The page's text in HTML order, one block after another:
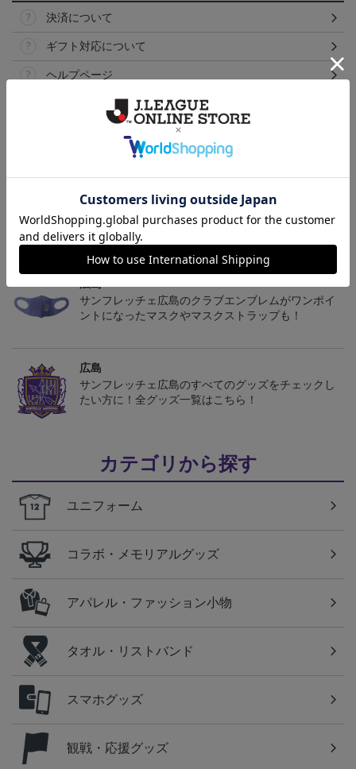
決済について
ギフト対応について
ヘルプページ
広島
サンフレッチェ広島の2022ユニフォームを着て試合
を応援しよう！
サンフレッチェ広島のクラブエンブレムがワンポイ
ントになったマスクやマスクストラップも！
広島
サンフレッチェ広島のすべてのグッズをチェックし
たい方に！全グッズ一覧はこちら！
カテゴリから探す
ユニフォーム
コラボ・メモリアルグッズ
アパレル・ファッション小物
タオル・リストバンド
スマホグッズ
観戦・応援グッズ